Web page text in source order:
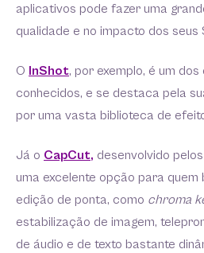
aplicativos pode fazer uma
qualidade e no impacto dos seus
O InShot, por exemplo, é um
conhecidos, e se destaca pela
por uma vasta biblioteca de
Já o CapCut, desenvolvido
uma excelente opção para
edição de ponta, como chroma
estabilização de imagem,
de áudio e de texto bastante